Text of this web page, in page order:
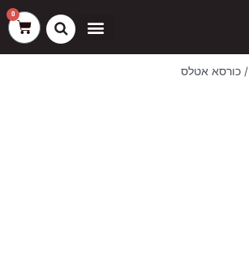
0
עגלת
קניות
/ כורסא אטלס